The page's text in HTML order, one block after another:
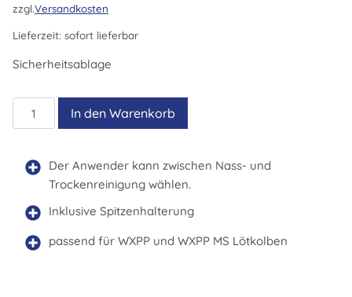
zzgl.Versandkosten
Lieferzeit: sofort lieferbar
Sicherheitsablage
WSR
208
In den Warenkorb
Der Anwender kann zwischen Nass- und
Trockenreinigung wählen.
Inklusive Spitzenhalterung
passend für WXPP und WXPP MS Lötkolben